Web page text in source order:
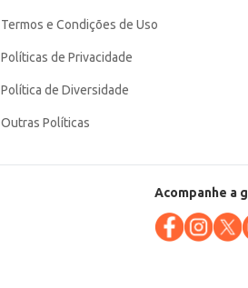
Termos e Condições de Uso
Políticas de Privacidade
Política de Diversidade
Outras Políticas
Acompanhe a